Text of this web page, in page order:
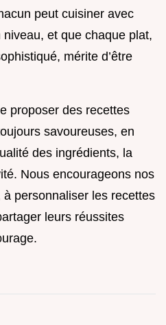
peut cuisiner avec
et que chaque plat,
mérite d’être
proposer des recettes
savoureuses, en
des ingrédients, la
Nous encourageons nos
à personnaliser les recettes
leurs réussites